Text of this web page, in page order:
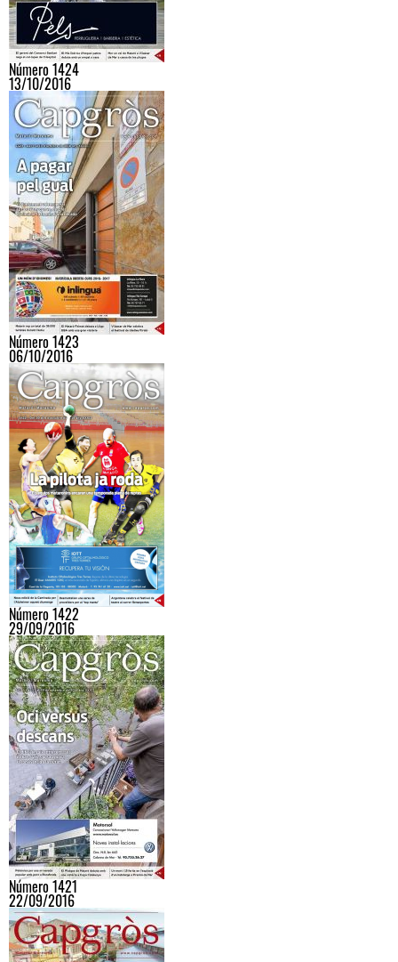
Número 1424
13/10/2016
Número 1423
06/10/2016
Número 1422
29/09/2016
Número 1421
22/09/2016